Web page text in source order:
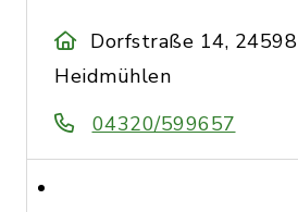
Dorfstraße 14, 24598
Heidmühlen
04320/599657